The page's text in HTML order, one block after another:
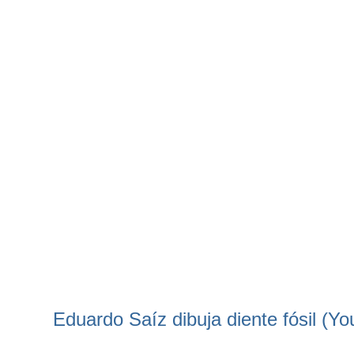
Eduardo Saíz dibuja diente fósil